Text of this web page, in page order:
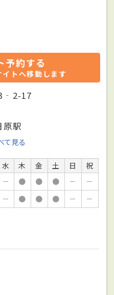
予約する
トへ移動します
17
原駅
て見る
水 木 金 土 日
祝
－ ● ● ● －
－
－ ● ● ● － －